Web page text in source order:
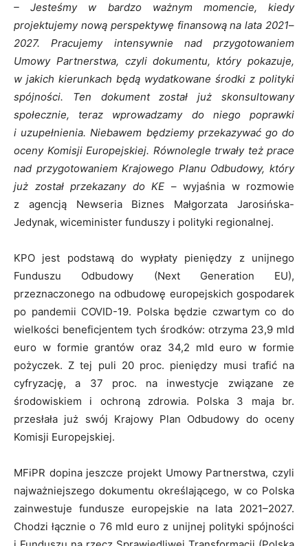
–Jesteśmy w bardzo ważnym momencie, kiedy
projektujemy nową perspektywę finansową na lata 2021–
2027. Pracujemy intensywnie nad przygotowaniem
Umowy Partnerstwa, czyli dokumentu, który pokazuje,
w jakich kierunkach będą wydatkowane środki z polityki
spójności. Ten dokument został już skonsultowany
społecznie, teraz wprowadzamy do niego poprawki
i uzupełnienia. Niebawem będziemy przekazywać go do
oceny Komisji Europejskiej. Równolegle trwały też prace
nad przygotowaniem Krajowego Planu Odbudowy, który
już został przekazany do KE – wyjaśnia w rozmowie
z agencją Newseria Biznes Małgorzata Jarosińska-
Jedynak, wiceminister funduszy i polityki regionalnej.
KPO jest podstawą do wypłaty pieniędzy z unijnego
Funduszu Odbudowy (Next Generation EU),
przeznaczonego na odbudowę europejskich gospodarek
po pandemii COVID-19. Polska będzie czwartym co do
wielkości beneficjentem tych środków: otrzyma 23,9 mld
euro w formie grantów oraz 34,2 mld euro w formie
pożyczek. Z tej puli 20 proc. pieniędzy musi trafić na
cyfryzację, a 37 proc. na inwestycje związane ze
środowiskiem i ochroną zdrowia. Polska 3 maja br.
przesłała już swój Krajowy Plan Odbudowy do oceny
Komisji Europejskiej.
MFiPR dopina jeszcze projekt Umowy Partnerstwa, czyli
najważniejszego dokumentu określającego, w co Polska
zainwestuje fundusze europejskie na lata 2021–2027.
Chodzi łącznie o 76 mld euro z unijnej polityki spójności